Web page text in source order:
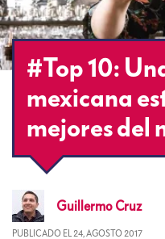
#Top 10:
mexicana
mejores del
Guillermo Cruz
PUBLICADO EL 24, AGOSTO 2017